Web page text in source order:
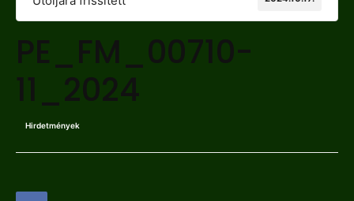
PE_FM_00710-
11_2024
Hirdetmények